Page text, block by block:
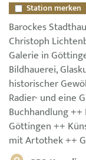
Station merken
Barockes
Christoph
Galerie in
Bildhauerei,
historischer
Radier- und eine
Buchhandlung
Göttingen ++
mit Artothek ++